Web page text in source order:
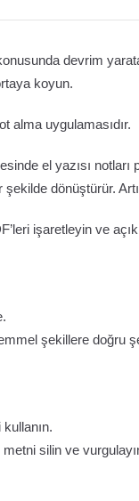
devrim
koyun.
alma uygulamasıdır.
el yazısı
dönüştürür.
işaretleyin ve
şekillere doğru
silin ve